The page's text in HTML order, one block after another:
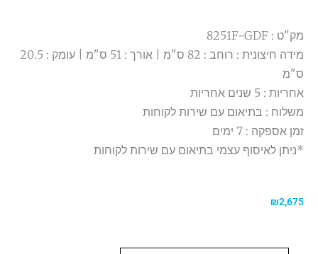
מק"ט : 8251F-GDF
מידה חיצונית : רוחב : 82 ס"מ | אורך : 51 ס"מ | עומק : 20.5
ס"מ
אחריות : 5 שנים אחריות
משלוח : בתיאום עם שירות לקוחות
זמן אספקה : 7 ימים
*ניתן לאיסוף עצמי בתיאום עם שירות לקוחות
₪2,675